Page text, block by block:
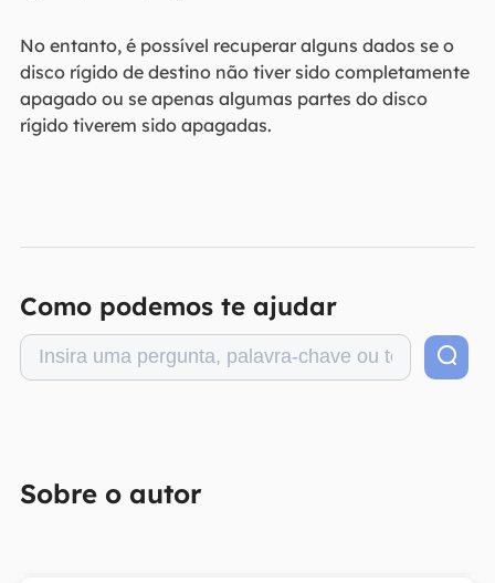
No entanto, é possível recuperar alguns dados se o
disco rígido de destino não tiver sido completamente
apagado ou se apenas algumas partes do disco
rígido tiverem sido apagadas.
Como podemos te ajudar
Sobre o autor